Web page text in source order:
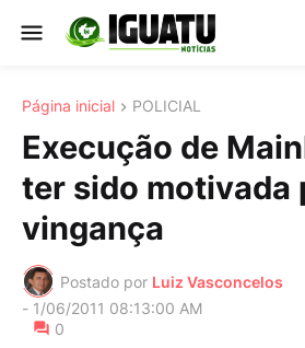
Página inicial POLICIAL
Execução de
ter sido motivada
vingança
Postado por Luiz Vasconcelos
- 1/06/2011 08:13:00 AM
0